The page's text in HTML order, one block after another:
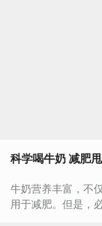
科学喝牛奶 减肥
牛奶营养丰富，不
用于减肥。但是，